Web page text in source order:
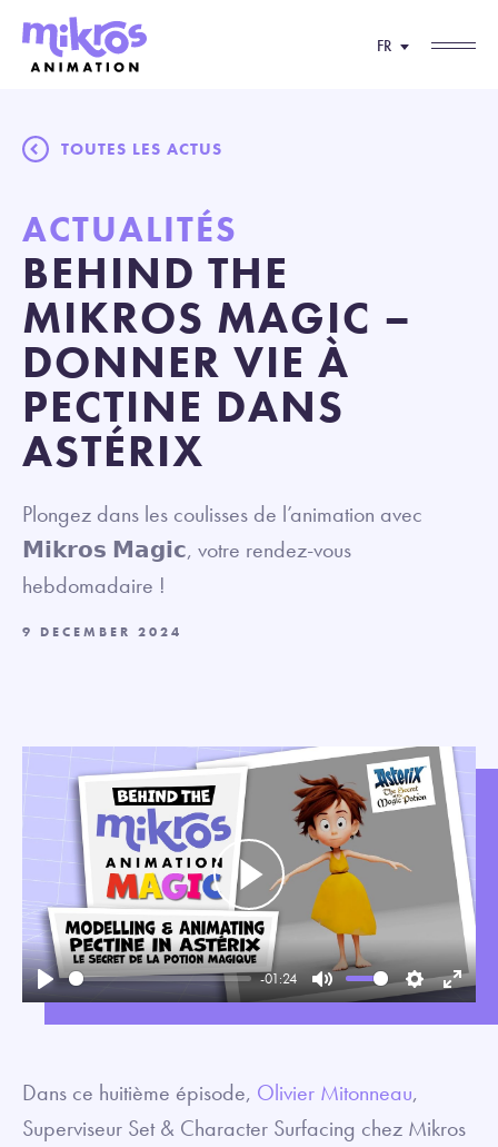
FR
TOUTES LES ACTUS
ACTUALITÉS
BEHIND THE
MIKROS MAGIC –
DONNER VIE À
PECTINE DANS
ASTÉRIX
Plongez dans les coulisses de l’animation avec
𝗠𝗶𝗸𝗿𝗼𝘀 𝗠𝗮𝗴𝗶𝗰, votre rendez-vous
hebdomadaire !
9 DECEMBER 2024
Play
-01:24
Mute SettingsEnter
Play
Dans ce huitième épisode, Olivier Mitonneau,
Superviseur Set & Character Surfacing chez Mikros